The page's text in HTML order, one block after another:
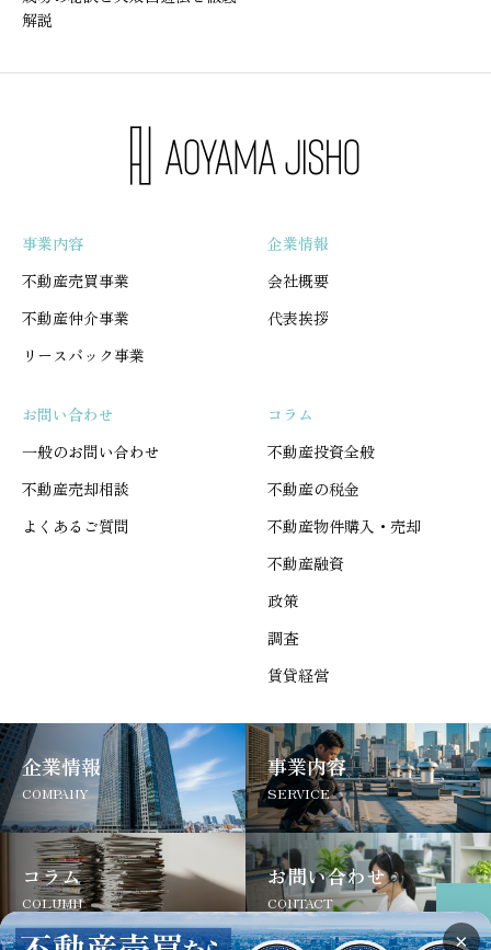
解説
事業内容
不動産売買事業
不動産仲介事業
リースバック事業
企業情報
会社概要
代表挨拶
お問い合わせ
一般のお問い合わせ
不動産売却相談
よくあるご質問
コラム
不動産投資全般
不動産の税金
不動産物件購入・売却
不動産融資
政策
調査
賃貸経営
企業情報
COMPANY
事業内容
SERVICE
コラム
COLUMN
お問い合わせ
CONTACT
×